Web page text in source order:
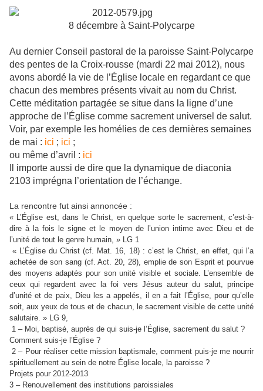
8 décembre à Saint-Polycarpe
Au dernier Conseil pastoral de la paroisse Saint-Polycarpe
des pentes de la Croix-rousse (mardi 22 mai 2012), nous
avons abordé la vie de l’Église locale en regardant ce que
chacun des membres présents vivait au nom du Christ.
Cette méditation partagée se situe dans la ligne d’une
approche de l’Église comme sacrement universel de salut.
Voir, par exemple les homélies de ces dernières semaines
de mai : ici ; ici ;
ou même d’avril : ici
Il importe aussi de dire que la dynamique de diaconia
2103 imprégna l’orientation de l’échange.
La rencontre fut ainsi annoncée :
« L’Église est, dans le Christ, en quelque sorte le sacrement, c’est-à-
dire à la fois le signe et le moyen de l’union intime avec Dieu et de
l’unité de tout le genre humain, » LG 1
« L’Église du Christ (cf. Mat. 16, 18) : c’est le Christ, en effet, qui l’a
achetée de son sang (cf. Act. 20, 28), emplie de son Esprit et pourvue
des moyens adaptés pour son unité visible et sociale. L’ensemble de
ceux qui regardent avec la foi vers Jésus auteur du salut, principe
d’unité et de paix, Dieu les a appelés, il en a fait l’Église, pour qu’elle
soit, aux yeux de tous et de chacun, le sacrement visible de cette unité
salutaire. » LG 9,
1 – Moi, baptisé, auprès de qui suis-je l’Église, sacrement du salut ?
Comment suis-je l’Église ?
2 – Pour réaliser cette mission baptismale, comment puis-je me nourrir
spirituellement au sein de notre Église locale, la paroisse ?
Projets pour 2012-2013
3 – Renouvellement des institutions paroissiales